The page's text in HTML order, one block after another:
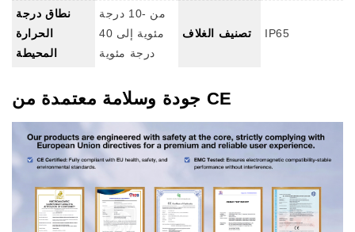
نطاق درجة
الحرارة
المحيطة
من -10 درجة
مئوية إلى 40
درجة مئوية
تصنيف الغلاف IP65
جودة وسلامة معتمدة من CE